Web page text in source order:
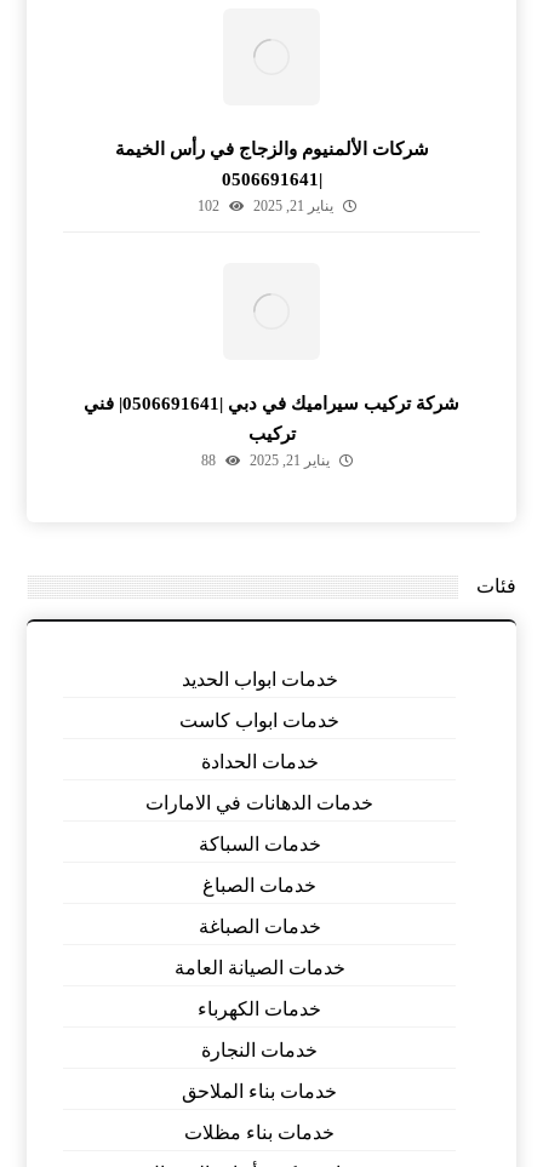
شركات الألمنيوم والزجاج في رأس الخيمة
|0506691641
يناير 21, 2025 102
شركة تركيب سيراميك في دبي |0506691641| فني
تركيب
يناير 21, 2025 88
فئات
خدمات ابواب الحديد
خدمات ابواب كاست
خدمات الحدادة
خدمات الدهانات في الامارات
خدمات السباكة
خدمات الصباغ
خدمات الصباغة
خدمات الصيانة العامة
خدمات الكهرباء
خدمات النجارة
خدمات بناء الملاحق
خدمات بناء مظلات